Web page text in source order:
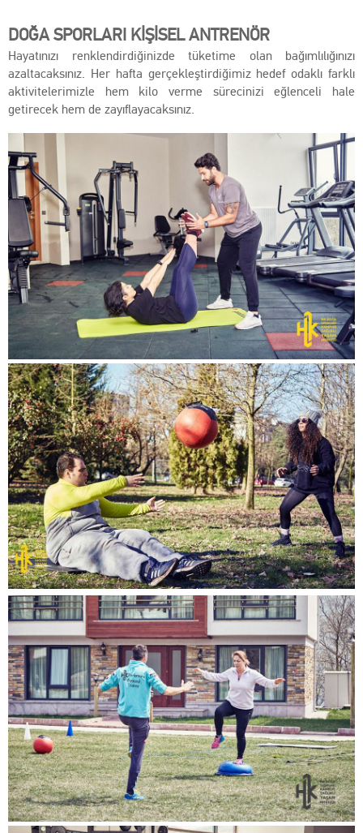
DOĞA SPORLARI KİŞİSEL ANTRENÖR
Hayatınızı renklendirdiğinizde tüketime olan bağımlılığınızı
azaltacaksınız. Her hafta gerçekleştirdiğimiz hedef odaklı farklı
aktivitelerimizle hem kilo verme sürecinizi eğlenceli hale
getirecek hem de zayıflayacaksınız.